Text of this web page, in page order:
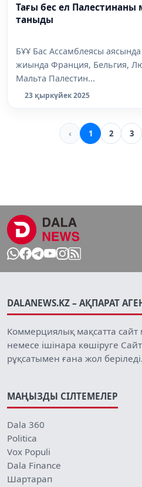
Тағы бес ел Палестинаны
таныды
БҰҰ Бас Ассамблеясы
жиында Франция, Бельгия,
Мальта Палестин...
23 қыркүйек 2025
‹ 1 2 3
DALANEWS.KZ – АҚПАРАТ
Коммерциялық мақсатта
немесе ішінара көшіруге
рұқсатымен ғана жол беріледі.
МАҢЫЗДЫ СІЛТЕМЕЛЕР
Dala 360
Politica
Vox Populi
Dala Finance
Шартарап